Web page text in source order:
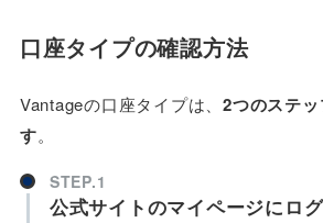
口座タイプの確認方法
Vantageの口座タイプは、2つのステ
す。
STEP.1
公式サイトのマイページにロ